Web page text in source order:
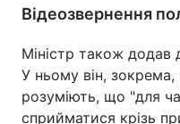
Відеозвернення
Міністр також додав
У ньому він,
розуміють, що "для
сприйматися крізь